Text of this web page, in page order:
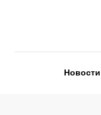
Новости